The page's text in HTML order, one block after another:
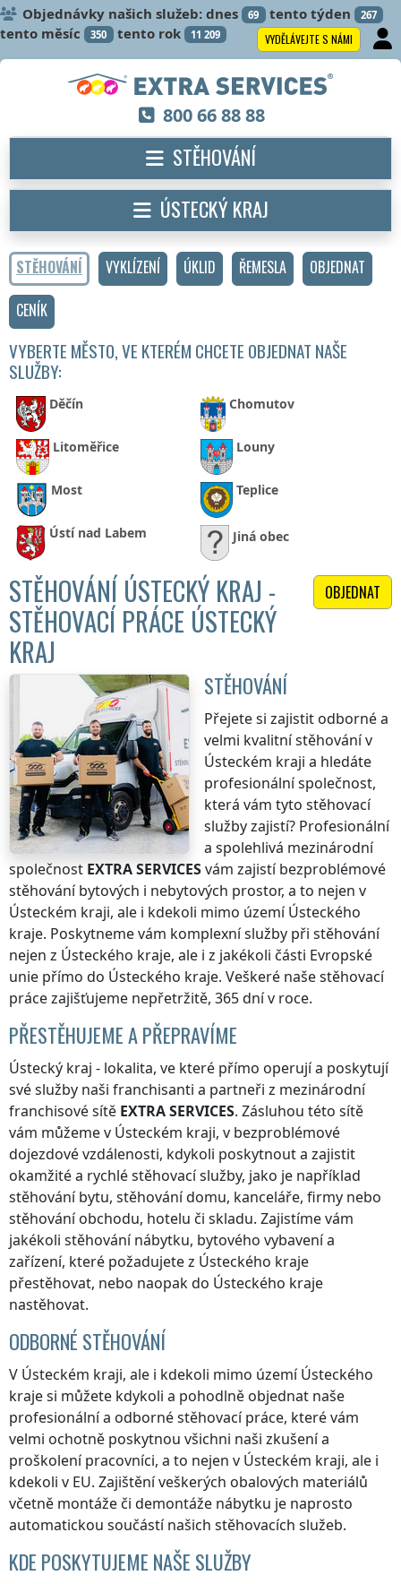
Objednávky našich služeb: dnes 69 tento týden 267
tento měsíc 350 tento rok 11 209 VYDĚLÁVEJTE S NÁMI
STĚHOVÁNÍ VYKLÍZENÍ ÚKLID ŘEMESLA
OBJEDNAT
CENÍK
VYBERTE MĚSTO, VE KTERÉM CHCETE OBJEDNAT NAŠE
SLUŽBY:
Děčín Chomutov
Litoměřice Louny
Most Teplice
Ústí nad Labem Jiná obec
OBJEDNAT
STĚHOVÁNÍ ÚSTECKÝ KRAJ -
STĚHOVACÍ PRÁCE ÚSTECKÝ
KRAJ
STĚHOVÁNÍ
Přejete si zajistit odborné a
velmi kvalitní stěhovánív
Ústeckém kraji a hledáte
profesionální společnost,
která vám tyto stěhovací
služby zajistí? Profesionální
a spolehlivá mezinárodní
společnost EXTRA SERVICESvám zajistí bezproblémové
stěhování bytových i nebytových prostor, a to nejen v
Ústeckém kraji, ale i kdekoli mimo území Ústeckého
kraje. Poskytneme vám komplexní služby při stěhování
nejen z Ústeckého kraje, ale i z jakékoli části Evropské
unie přímo do Ústeckého kraje. Veškeré naše stěhovací
práce zajišťujeme nepřetržitě, 365 dní v roce.
PŘESTĚHUJEME A PŘEPRAVÍME
Ústecký kraj - lokalita, ve které přímo operují a poskytují
své služby naši franchisanti a partneři z mezinárodní
franchisové sítě EXTRA SERVICES. Zásluhou této sítě
vám můžemev Ústeckém kraji, v bezproblémové
dojezdové vzdálenosti, kdykoli poskytnout a zajistit
okamžité a rychlé stěhovací služby, jako je například
stěhování bytu, stěhování domu, kanceláře, firmy nebo
stěhování obchodu, hotelu či skladu. Zajistíme vám
jakékoli stěhování nábytku, bytového vybavení a
zařízení, které požadujetez Ústeckého kraje
přestěhovat, nebo naopakdo Ústeckého kraje
nastěhovat.
ODBORNÉ STĚHOVÁNÍ
V Ústeckém kraji, ale i kdekoli mimo území Ústeckého
krajesi můžete kdykoli a pohodlně objednat naše
profesionální a odborné stěhovací práce, které vám
velmi ochotně poskytnou všichni naši zkušení a
proškolení pracovníci, a to nejen v Ústeckém kraji, ale i
kdekoli v EU. Zajištění veškerých obalových materiálů
včetně montáže či demontáže nábytku je naprosto
automatickou součástí našich stěhovacích služeb.
KDE POSKYTUJEME NAŠE SLUŽBY
800 66 88 88
STĚHOVÁNÍ
ÚSTECKÝ KRAJ